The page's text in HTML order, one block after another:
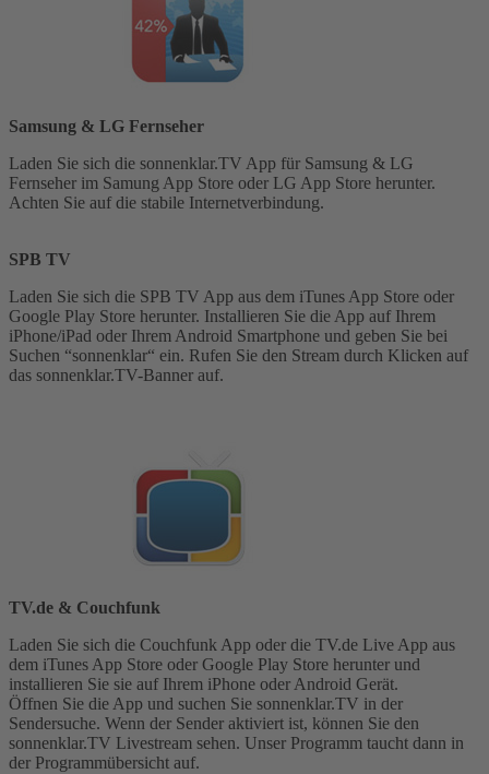
Samsung & LG Fernseher
Laden Sie sich die sonnenklar.TV App für Samsung & LG
Fernseher im Samung App Store oder LG App Store herunter.
Achten Sie auf die stabile Internetverbindung.
SPB TV
Laden Sie sich die SPB TV App aus dem iTunes App Store oder
Google Play Store herunter. Installieren Sie die App auf Ihrem
iPhone/iPad oder Ihrem Android Smartphone und geben Sie bei
Suchen “sonnenklar“ ein. Rufen Sie den Stream durch Klicken auf
das sonnenklar.TV-Banner auf.
TV.de & Couchfunk
Laden Sie sich die Couchfunk App oder die TV.de Live App aus
dem iTunes App Store oder Google Play Store herunter und
installieren Sie sie auf Ihrem iPhone oder Android Gerät.
Öffnen Sie die App und suchen Sie sonnenklar.TV in der
Sendersuche. Wenn der Sender aktiviert ist, können Sie den
sonnenklar.TV Livestream sehen. Unser Programm taucht dann in
der Programmübersicht auf.